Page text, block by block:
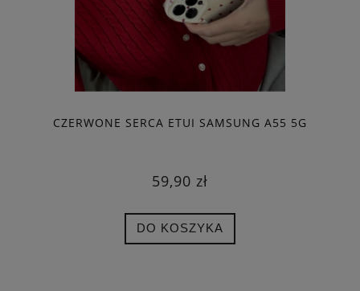
CZERWONE SERCA ETUI SAMSUNG A55 5G
59,90 zł
DO KOSZYKA